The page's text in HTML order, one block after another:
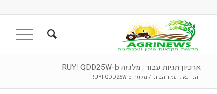
ארכיון תגיות עבור : מלגזה RUYI QDD25W-b
הנך כאן: עמוד הבית / מלגזה RUYI QDD25W-b